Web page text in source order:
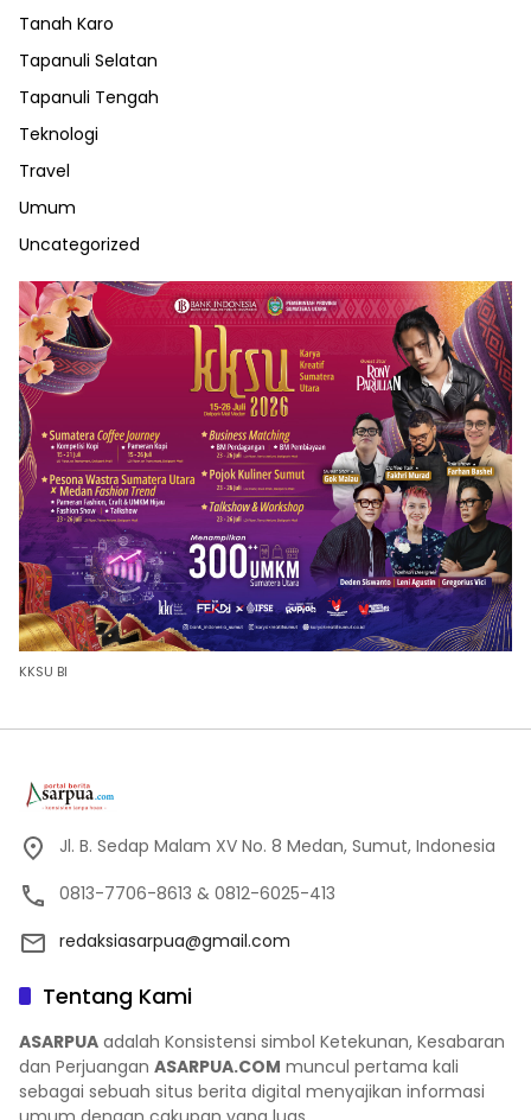
Tanah Karo
Tapanuli Selatan
Tapanuli Tengah
Teknologi
Travel
Umum
Uncategorized
KKSU BI
Jl. B. Sedap Malam XV No. 8 Medan, Sumut, Indonesia
0813-7706-8613 & 0812-6025-413
redaksiasarpua@gmail.com
Tentang Kami
ASARPUA adalah Konsistensi simbol Ketekunan, Kesabaran
dan Perjuangan ASARPUA.COM muncul pertama kali
sebagai sebuah situs berita digital menyajikan informasi